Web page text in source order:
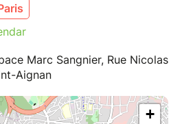
Marc Sangnier, Rue Nicolas
Aignan
+